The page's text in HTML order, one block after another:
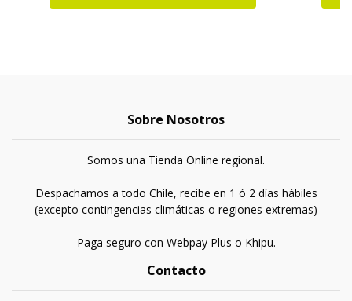
Sobre Nosotros
Somos una Tienda Online regional.
Despachamos a todo Chile, recibe en 1 ó 2 días hábiles
(excepto contingencias climáticas o regiones extremas)
Paga seguro con Webpay Plus o Khipu.
Contacto